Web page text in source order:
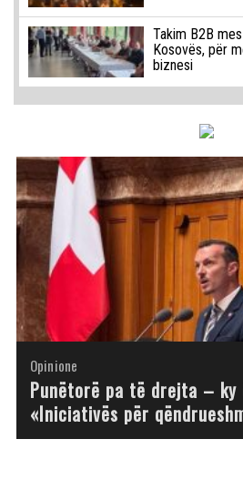
Takim B2B
Kosovës, për
biznesi
Opinione
Opinione
Punëtorë pa të drejta –
«Iniciativës për
Opinione
Opinione
Opinione
Opinione
Opinione
Opinione